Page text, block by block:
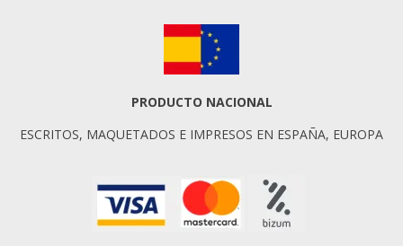
PRODUCTO NACIONAL
ESCRITOS, MAQUETADOS E IMPRESOS EN ESPAÑA, EUROPA